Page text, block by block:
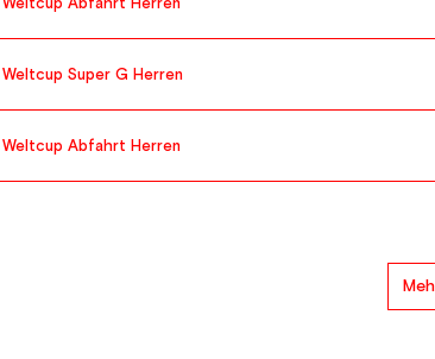
Weltcup Super G Herren
Weltcup Abfahrt Herren